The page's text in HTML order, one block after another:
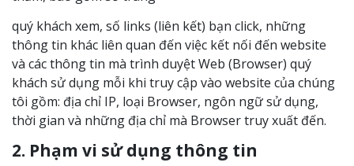
quý khách xem, số links (liên kết) bạn click, những
thông tin khác liên quan đến việc kết nối đến website
và các thông tin mà trình duyệt Web (Browser) quý
khách sử dụng mỗi khi truy cập vào website của chúng
tôi gồm: địa chỉ IP, loại Browser, ngôn ngữ sử dụng,
thời gian và những địa chỉ mà Browser truy xuất đến.
2. Phạm vi sử dụng thông tin